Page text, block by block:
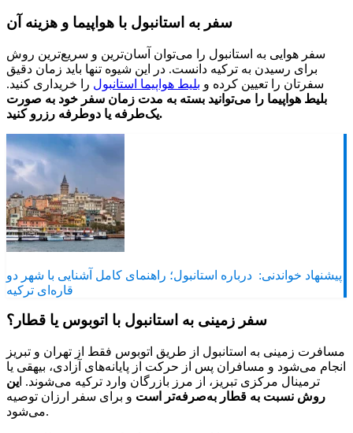
سفر به استانبول با هواپیما و هزینه آن
سفر هوایی به استانبول را می‌توان آسان‌ترین و سریع‌ترین روش
برای رسیدن به ترکیه دانست. در این شیوه تنها باید زمان دقیق
سفرتان را تعیین کرده و بلیط هواپیما استانبول را خریداری کنید.
بلیط هواپیما را می‌توانید بسته به مدت زمان سفر خود به صورت
یک‌طرفه یا دوطرفه رزرو کنید.
پیشنهاد خواندنی: درباره استانبول؛ راهنمای کامل آشنایی با شهر دو
قاره‌ای ترکیه
سفر زمینی به استانبول با اتوبوس یا قطار؟
مسافرت زمینی به استانبول از طریق اتوبوس فقط از تهران و تبریز
انجام می‌شود و مسافران پس از حرکت از پایانه‌های آزادی، بیهقی یا
ترمینال مرکزی تبریز، از مرز بازرگان وارد ترکیه می‌شوند. ا ین
روش نسبت به قطار به‌صرفه‌تر است و برای سفر ارزان توصیه
می‌شود.